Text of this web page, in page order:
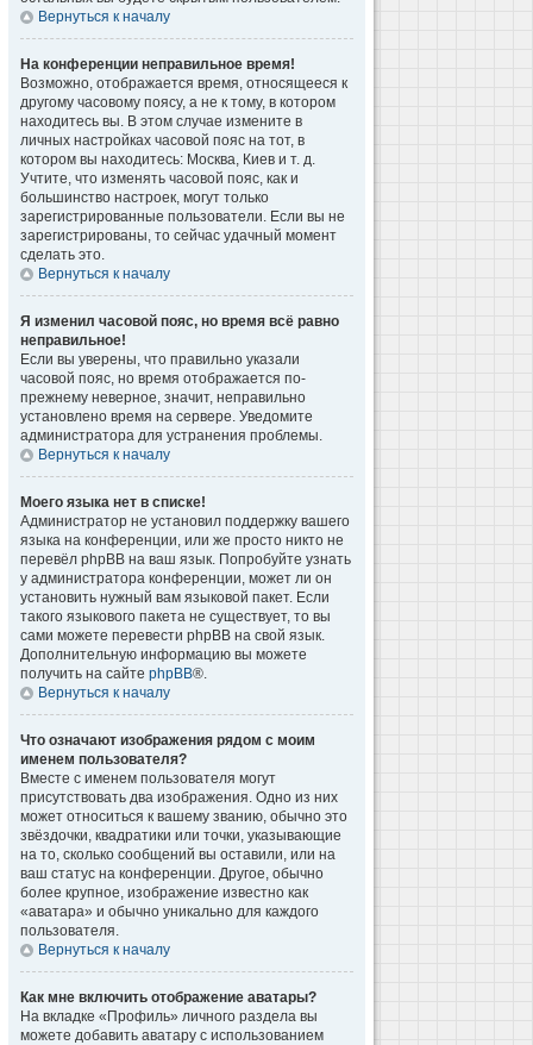
Вернуться к началу
На конференции неправильное время!
Возможно, отображается время, относящееся к
другому часовому поясу, а не к тому, в котором
находитесь вы. В этом случае измените в
личных настройках часовой пояс на тот, в
котором вы находитесь: Москва, Киев и т. д.
Учтите, что изменять часовой пояс, как и
большинство настроек, могут только
зарегистрированные пользователи. Если вы не
зарегистрированы, то сейчас удачный момент
сделать это.
Вернуться к началу
Я изменил часовой пояс, но время всё равно
неправильное!
Если вы уверены, что правильно указали
часовой пояс, но время отображается по-
прежнему неверное, значит, неправильно
установлено время на сервере. Уведомите
администратора для устранения проблемы.
Вернуться к началу
Моего языка нет в списке!
Администратор не установил поддержку вашего
языка на конференции, или же просто никто не
перевёл phpBB на ваш язык. Попробуйте узнать
у администратора конференции, может ли он
установить нужный вам языковой пакет. Если
такого языкового пакета не существует, то вы
сами можете перевести phpBB на свой язык.
Дополнительную информацию вы можете
получить на сайте phpBB®.
Вернуться к началу
Что означают изображения рядом с моим
именем пользователя?
Вместе с именем пользователя могут
присутствовать два изображения. Одно из них
может относиться к вашему званию, обычно это
звёздочки, квадратики или точки, указывающие
на то, сколько сообщений вы оставили, или на
ваш статус на конференции. Другое, обычно
более крупное, изображение известно как
«аватара» и обычно уникально для каждого
пользователя.
Вернуться к началу
Как мне включить отображение аватары?
На вкладке «Профиль» личного раздела вы
можете добавить аватару с использованием